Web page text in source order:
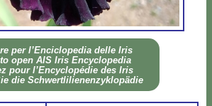
per l’En­ci­clo­pe­dia del­le Iris
open AIS Iris En­cy­clo­pe­dia
pour l’En­cy­clo­pé­die des Iris
die Sch­wer­tli­lie­nen­zy­klo­pä­die